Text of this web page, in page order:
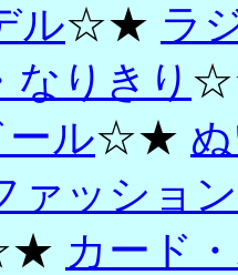
ル☆★ ラ
なりきり
ール☆★
ァッショ
カード